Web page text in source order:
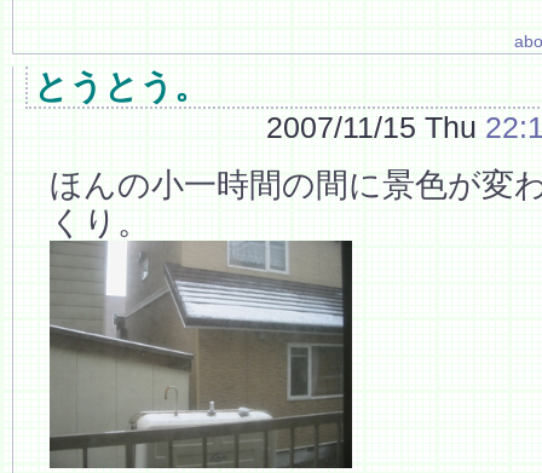
とうとう。
2007/11/15 Thu
ほんの小一時間の間に景色が変
くり。